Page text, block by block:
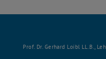
Prof. Dr. Gerhard Loibl LL.B.,